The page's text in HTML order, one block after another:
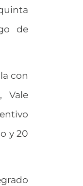
de
con
Vale
y 20